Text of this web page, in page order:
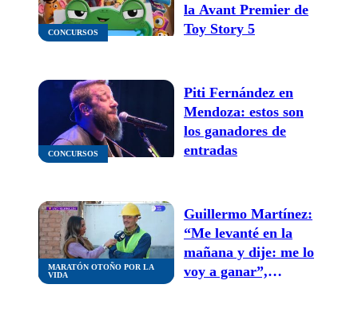
CONCURSOS
la Avant Premier de
Toy Story 5
CONCURSOS
Piti Fernández en
Mendoza: estos son
los ganadores de
entradas
MARATÓN OTOÑO POR LA
VIDA
Guillermo Martínez:
“Me levanté en la
mañana y dije: me lo
voy a ganar”,